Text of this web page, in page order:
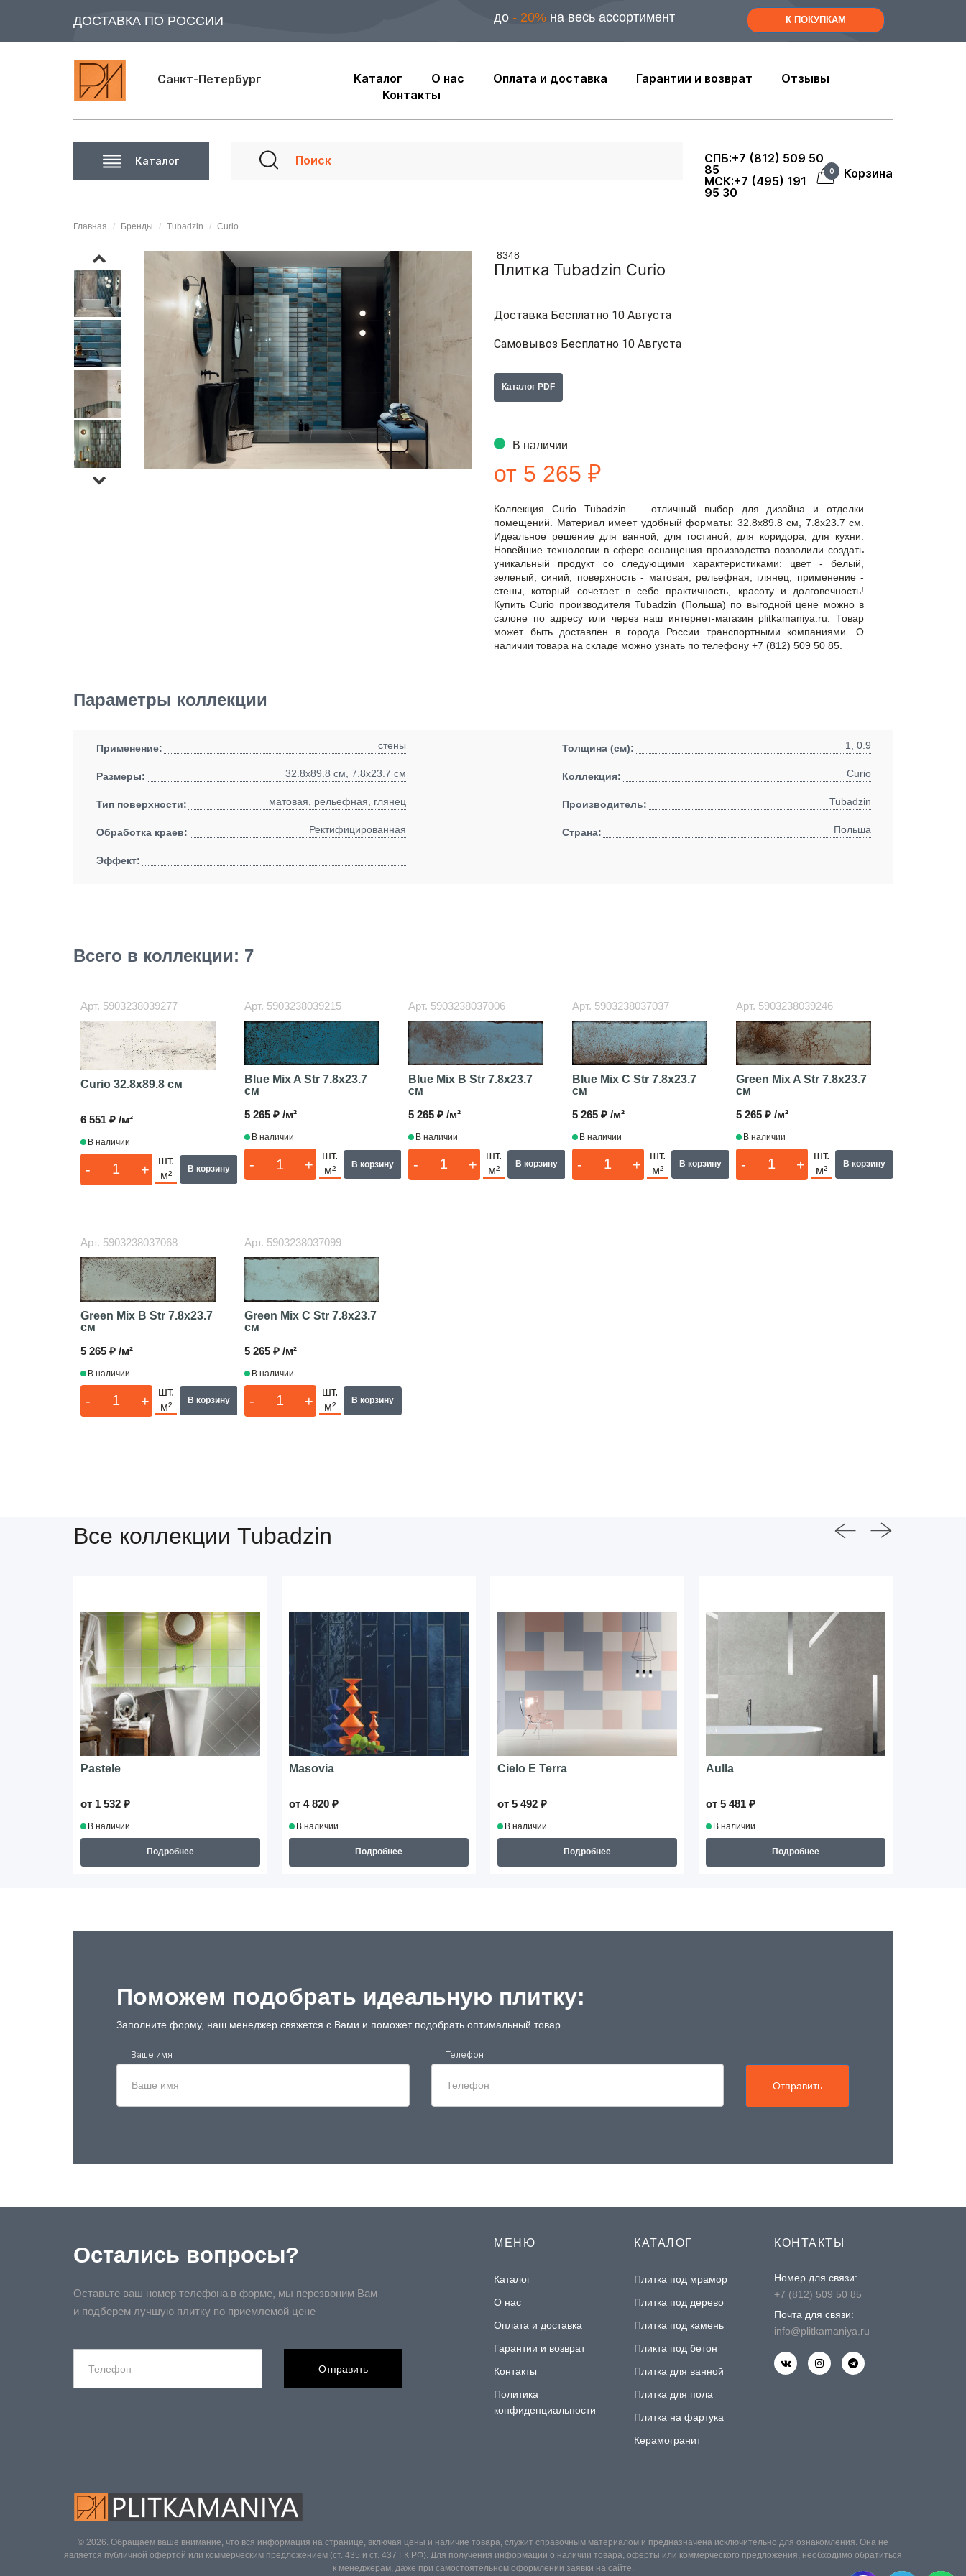
ДОСТАВКА ПО РОССИИ до - 20% на весь ассортимент К ПОКУПКАМ
Санкт-Петербург Каталог О нас Оплата и доставка Гарантии и возврат
Отзывы
Контакты
Каталог
СПБ:+7 (812) 509 50
85
МСК:+7 (495) 191
95 30
0 Корзина
Главная Бренды Tubadzin Curio
8348
Плитка Tubadzin Curio
Доставка Бесплатно 10 Августа
Самовывоз Бесплатно 10 Августа
Каталог PDF
В наличии
от 5 265 ₽
Коллекция Curio Tubadzin — отличный выбор для дизайна и отделки
помещений. Материал имеет удобный форматы: 32.8x89.8 см, 7.8x23.7 см.
Идеальное решение для ванной, для гостиной, для коридора, для кухни.
Новейшие технологии в сфере оснащения производства позволили создать
уникальный продукт со следующими характеристиками: цвет - белый,
зеленый, синий, поверхность - матовая, рельефная, глянец, применение -
стены, который сочетает в себе практичность, красоту и долговечность!
Купить Curio производителя Tubadzin (Польша) по выгодной цене можно в
салоне по адресу или через наш интернет-магазин plitkamaniya.ru. Товар
может быть доставлен в города России транспортными компаниями. О
наличии товара на складе можно узнать по телефону +7 (812) 509 50 85.
Параметры коллекции
Применение: стены
Размеры: 32.8x89.8 см, 7.8x23.7 см
Тип поверхности: матовая, рельефная, глянец
Обработка краев: Ректифицированная
Эффект:
Толщина (см): 1, 0.9
Коллекция: Curio
Производитель: Tubadzin
Страна: Польша
Всего в коллекции: 7
Арт. 5903238039277
Curio 32.8x89.8 см
6 551 ₽ /м²
В наличии
- +
шт.
м²
В корзину
Арт. 5903238039215
Blue Mix A Str 7.8x23.7
см
5 265 ₽ /м²
В наличии
- +
шт.
м²
В корзину
Арт. 5903238037006
Blue Mix B Str 7.8x23.7
см
5 265 ₽ /м²
В наличии
- +
шт.
м²
В корзину
Арт. 5903238037037
Blue Mix C Str 7.8x23.7
см
5 265 ₽ /м²
В наличии
- +
шт.
м²
В корзину
Арт. 5903238039246
Green Mix A Str 7.8x23.7
см
5 265 ₽ /м²
В наличии
- +
шт.
м²
В корзину
Арт. 5903238037068
Green Mix B Str 7.8x23.7
см
5 265 ₽ /м²
В наличии
- +
шт.
м²
В корзину
Арт. 5903238037099
Green Mix C Str 7.8x23.7
см
5 265 ₽ /м²
В наличии
- +
шт.
м²
В корзину
Все коллекции Tubadzin
Pastele
от 1 532 ₽
В наличии
Подробнее
Masovia
от 4 820 ₽
В наличии
Подробнее
Cielo E Terra
от 5 492 ₽
В наличии
Подробнее
Aulla
от 5 481 ₽
В наличии
Подробнее
Поможем подобрать идеальную плитку:
Заполните форму, наш менеджер свяжется с Вами и поможет подобрать оптимальный товар
Ваше имя Телефон
Отправить
Остались вопросы?
Оставьте ваш номер телефона в форме, мы перезвоним Вам
и подберем лучшую плитку по приемлемой цене
Отправить
МЕНЮ
Каталог
О нас
Оплата и доставка
Гарантии и возврат
Контакты
Политика
конфиденциальности
КАТАЛОГ
Плитка под мрамор
Плитка под дерево
Плитка под камень
Пликта под бетон
Плитка для ванной
Плитка для пола
Плитка на фартука
Керамогранит
КОНТАКТЫ
Номер для связи:
+7 (812) 509 50 85
Почта для связи:
info@plitkamaniya.ru
© 2026. Обращаем ваше внимание, что вся информация на странице, включая цены и наличие товара, служит справочным материалом и предназначена исключительно для ознакомления. Она не
является публичной офертой или коммерческим предложением (ст. 435 и ст. 437 ГК РФ). Для получения информации о наличии товара, оферты или коммерческого предложения, необходимо обратиться
к менеджерам, даже при самостоятельном оформлении заявки на сайте.